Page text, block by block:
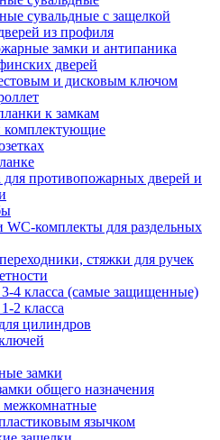
сувальдные с защелкой
из профиля
замки и антипаника
дверей
и дисковым ключом
к замкам
комплектующие
противопожарных дверей и
WC-комплекты для раздельных
стяжки для ручек
4 класса (самые защищенные)
2 класса
цилиндров
замки
общего назначения
межкомнатные
язычком